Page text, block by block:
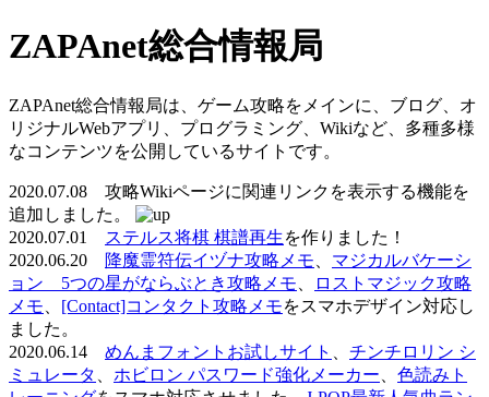
ZAPAnet総合情報局
ZAPAnet総合情報局は、ゲーム攻略をメインに、ブログ、オ
リジナルWebアプリ、プログラミング、Wikiなど、多種多様
なコンテンツを公開しているサイトです。
2020.07.08 攻略Wikiページに関連リンクを表示する機能を
追加しました。
2020.07.01
ステルス将棋 棋譜再生を作りました！
2020.06.20
降魔霊符伝イヅナ攻略メモ
マジカルバケーシ
ョン 5つの星がならぶとき攻略メモ
ロストマジック攻略
メモ
[Contact]コンタクト攻略メモをスマホデザイン対応し
ました。
2020.06.14 めんまフォントお試しサイト
チンチロリン シ
ミュレータ
ホビロン パスワード強化メーカー
色読みト